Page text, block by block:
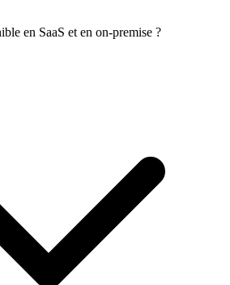
en SaaS et en on-premise ?